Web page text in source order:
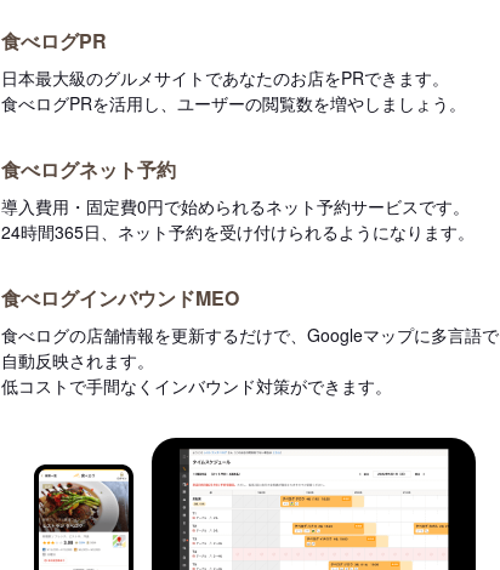
食べログPR
日本最大級のグルメサイトであなたのお店をPRできます。
食べログPRを活用し、ユーザーの閲覧数を増やしましょう。
食べログネット予約
導入費用・固定費0円で始められるネット予約サービスです。
24時間365日、ネット予約を受け付けられるようになります。
食べログインバウンドMEO
食べログの店舗情報を更新するだけで、Googleマップに多言語で
自動反映されます。
低コストで手間なくインバウンド対策ができます。